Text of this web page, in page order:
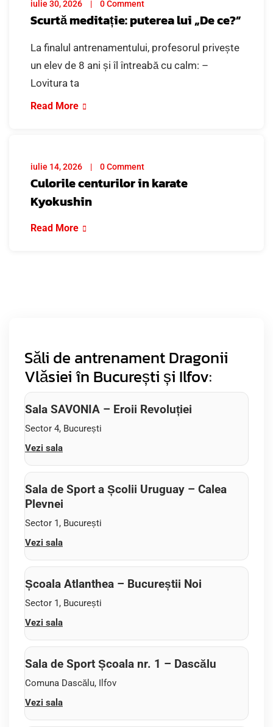
iulie 30, 2026 0 Comment
Scurtă meditație: puterea lui „De ce?”
La finalul antrenamentului, profesorul privește
un elev de 8 ani și îl întreabă cu calm: –
Lovitura ta
Read More
iulie 14, 2026 0 Comment
Culorile centurilor in karate
Kyokushin
Read More
Săli de antrenament Dragonii
Vlăsiei în București și Ilfov:
Sala SAVONIA – Eroii Revoluției
Sector 4, București
Vezi sala
Sala de Sport a Școlii Uruguay – Calea
Plevnei
Sector 1, București
Vezi sala
Școala Atlanthea – Bucureștii Noi
Sector 1, București
Vezi sala
Sala de Sport Școala nr. 1 – Dascălu
Comuna Dascălu, Ilfov
Vezi sala